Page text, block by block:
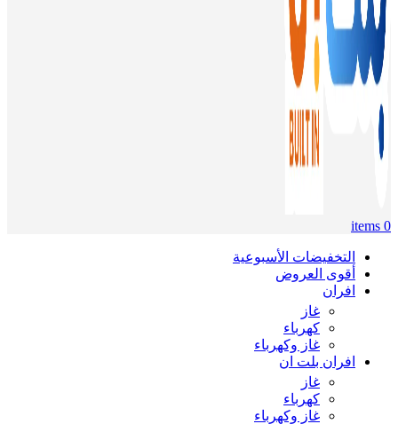
0
items
التخفيضات الأسبوعية
أقوى العروض
افران
غاز
كهرباء
غاز وكهرباء
افران بلت ان
غاز
كهرباء
غاز وكهرباء